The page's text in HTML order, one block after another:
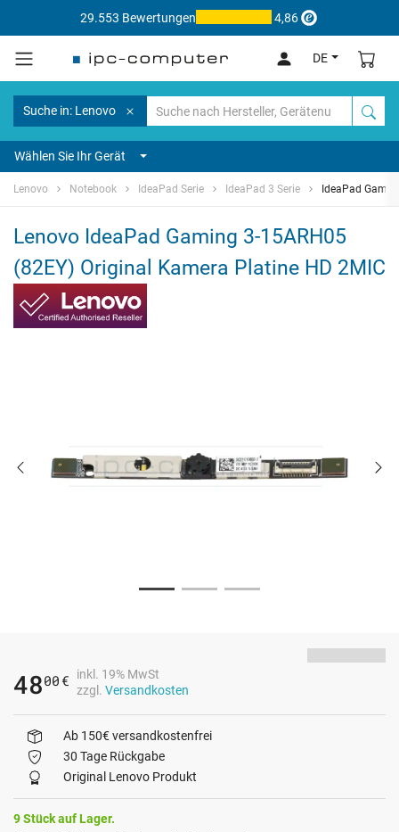
29.553 Bewertungen 4,86
DE
Suche in: Lenovo
Wählen Sie Ihr Gerät
Lenovo Notebook IdeaPad Serie IdeaPad 3 Serie IdeaPad
Lenovo IdeaPad Gaming 3-15ARH05
(82EY) Original Kamera Platine HD 2MIC
4800 €
inkl. 19% MwSt
zzgl. Versandkosten
Ab 150€ versandkostenfrei
30 Tage Rückgabe
Original Lenovo Produkt
9 Stück auf Lager.